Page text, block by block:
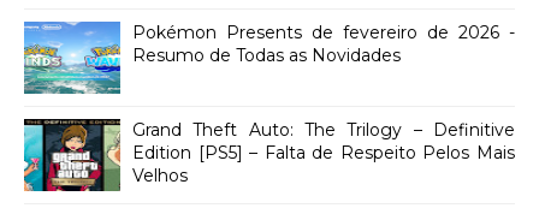
Pokémon Presents de fevereiro de 2026 -
Resumo de Todas as Novidades
Grand Theft Auto: The Trilogy – Definitive
Edition [PS5] – Falta de Respeito Pelos Mais
Velhos